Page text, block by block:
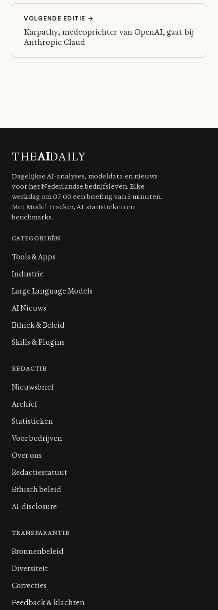
VOLGENDE EDITIE →
Karpathy, medeoprichter van OpenAI, gaat bij
Anthropic Claud
THEAIDAILY
Dagelijkse AI-analyses, modeldata en nieuws
voor het Nederlandse bedrijfsleven. Elke
werkdag om 07:00 een briefing van 5 minuten.
Met Model Tracker, AI-statistieken en
benchmarks.
CATEGORIEËN
Tools & Apps
Industrie
Large Language Models
AI Nieuws
Ethiek & Beleid
Skills & Plugins
REDACTIE
Nieuwsbrief
Archief
Statistieken
Voor bedrijven
Over ons
Redactiestatuut
Ethisch beleid
AI-disclosure
TRANSPARANTIE
Bronnenbeleid
Diversiteit
Correcties
Feedback & klachten